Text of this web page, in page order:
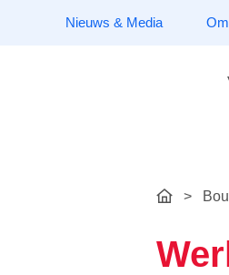
Nieuws & Media
>